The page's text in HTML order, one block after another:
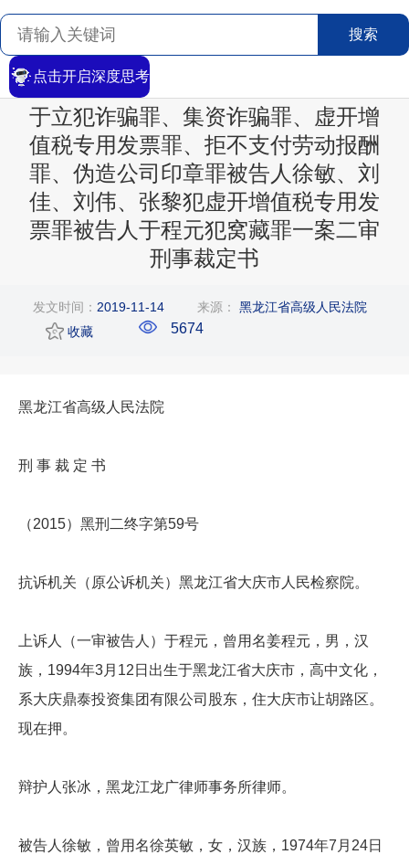
搜索
点击开启深度思考
首页 > 搜索 > 文章详情
于立犯诈骗罪、集资诈骗罪、虚开增
值税专用发票罪、拒不支付劳动报酬
罪、伪造公司印章罪被告人徐敏、刘
佳、刘伟、张黎犯虚开增值税专用发
票罪被告人于程元犯窝藏罪一案二审
刑事裁定书
发文时间： 2019-11-14 来源：
黑龙江省高级人民法院
收藏
5674
黑龙江省高级人民法院
刑 事 裁 定 书
（2015）黑刑二终字第59号
抗诉机关（原公诉机关）黑龙江省大庆市人民检察院。
上诉人（一审被告人）于程元，曾用名姜程元，男，汉
族，1994年3月12日出生于黑龙江省大庆市，高中文化，
系大庆鼎泰投资集团有限公司股东，住大庆市让胡路区。
现在押。
辩护人张冰，黑龙江龙广律师事务所律师。
被告人徐敏，曾用名徐英敏，女，汉族，1974年7月24日